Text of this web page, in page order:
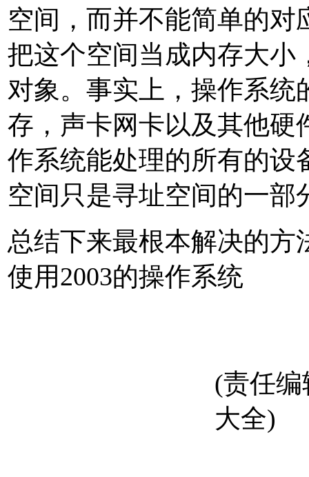
空间，而并不能简单的
把这个空间当成内存大小
对象。事实上，操作系统
存，声卡网卡以及其他硬
作系统能处理的所有的设
空间只是寻址空间的一部
总结下来最根本解决的方
使用2003的操作系统
(责任
大全)